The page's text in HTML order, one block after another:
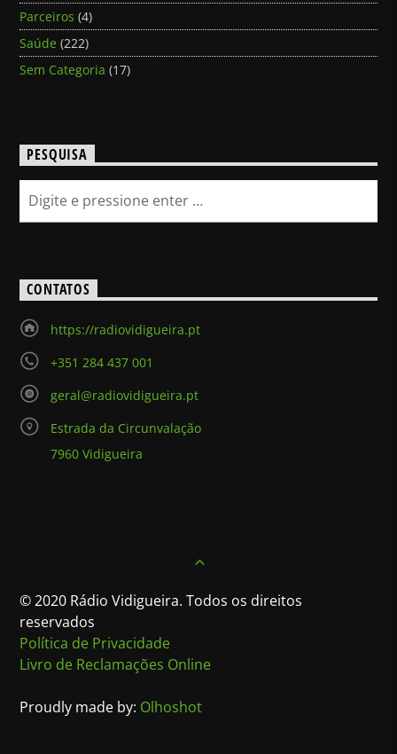
Parceiros (4)
Saúde (222)
Sem Categoria (17)
PESQUISA
CONTATOS
https://radiovidigueira.pt
+351 284 437 001
geral@radiovidigueira.pt
Estrada da Circunvalação
7960 Vidigueira
© 2020 Rádio Vidigueira. Todos os direitos
reservados
Política de Privacidade
Livro de Reclamações Online
Proudly made by: Olhoshot